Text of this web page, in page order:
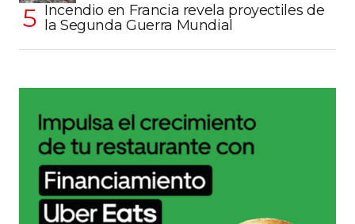
Incendio en Francia revela proyectiles de
la Segunda Guerra Mundial